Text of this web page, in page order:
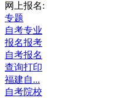
网上报名:
专题
自考专业
报名报考
自考报名
查询打印
福建自...
自考院校